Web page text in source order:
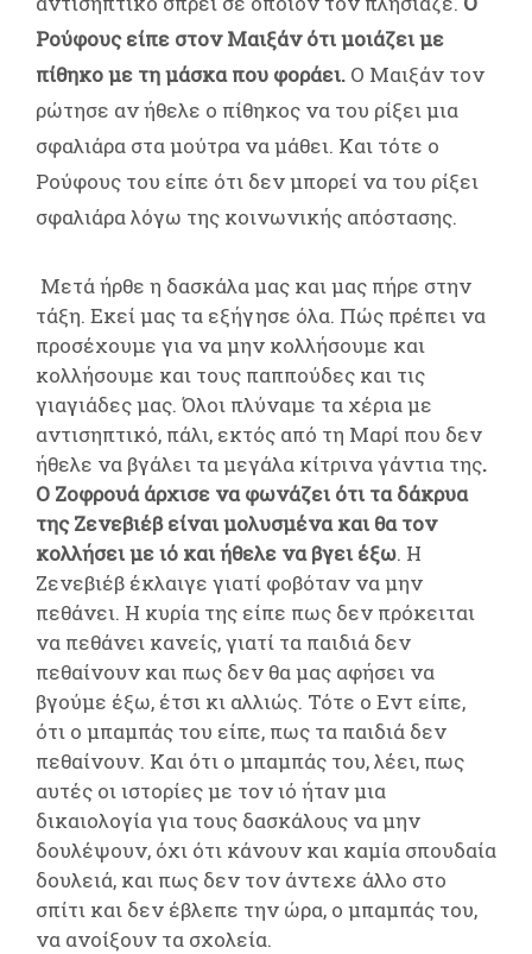
Ρούφους είπε στον Μαιξάν ότι μοιάζει με
πίθηκο με τη μάσκα που φοράει. Ο Μαιξάν τον
ρώτησε αν ήθελε ο πίθηκος να του ρίξει μια
σφαλιάρα στα μούτρα να μάθει. Και τότε ο
Ρούφους του είπε ότι δεν μπορεί να του ρίξει
σφαλιάρα λόγω της κοινωνικής απόστασης.
Μετά ήρθε η δασκάλα μας και μας πήρε στην
τάξη. Εκεί μας τα εξήγησε όλα. Πώς πρέπει να
προσέχουμε για να μην κολλήσουμε και
κολλήσουμε και τους παππούδες και τις
γιαγιάδες μας. Όλοι πλύναμε τα χέρια με
αντισηπτικό, πάλι, εκτός από τη Μαρί που δεν
ήθελε να βγάλει τα μεγάλα κίτρινα γάντια της.
Ο Ζοφρουά άρχισε να φωνάζει ότι τα δάκρυα
της Ζενεβιέβ είναι μολυσμένα και θα τον
κολλήσει με ιό και ήθελε να βγει έξω. Η
Ζενεβιέβ έκλαιγε γιατί φοβόταν να μην
πεθάνει. Η κυρία της είπε πως δεν πρόκειται
να πεθάνει κανείς, γιατί τα παιδιά δεν
πεθαίνουν και πως δεν θα μας αφήσει να
βγούμε έξω, έτσι κι αλλιώς. Τότε ο Εντ είπε,
ότι ο μπαμπάς του είπε, πως τα παιδιά δεν
πεθαίνουν. Και ότι ο μπαμπάς του, λέει, πως
αυτές οι ιστορίες με τον ιό ήταν μια
δικαιολογία για τους δασκάλους να μην
δουλέψουν, όχι ότι κάνουν και καμία σπουδαία
δουλειά, και πως δεν τον άντεχε άλλο στο
σπίτι και δεν έβλεπε την ώρα, ο μπαμπάς του,
να ανοίξουν τα σχολεία.